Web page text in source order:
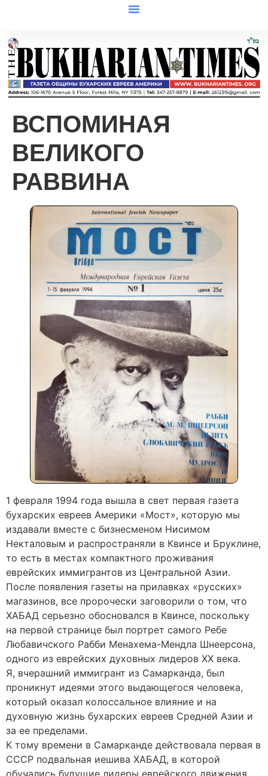
ВСПОМИНАЯ
ВЕЛИКОГО
РАВВИНА
1 февраля 1994 года вышла в свет первая газета
бухарских евреев Америки «Мост», которую мы
издавали вместе с бизнесменом Нисимом
Некталовым и распространяли в Квинсе и Бруклине,
то есть в местах компактного проживания
еврейских иммигрантов из Центральной Азии.
После появления газеты на прилавках «русских»
магазинов, все пророчески заговорили о том, что
ХАБАД серьезно обосновался в Квинсе, поскольку
на первой странице был портрет самого Ребе
Любавичского Рабби Менахема-Мендла Шнеерсона,
одного из еврейских духовных лидеров XX века.
Я, вчерашний иммигрант из Самарканда, был
проникнут идеями этого выдающегося человека,
который оказал колоссальное влияние и на
духовную жизнь бухарских евреев Средней Азии и
за ее пределами.
К тому времени в Самарканде действовала первая в
СССР подвальная иешива ХАБАД, в которой
обучались будущие лидеры еврейского движения,